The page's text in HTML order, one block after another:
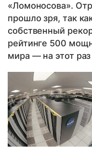
«Ломоносова».
прошло зря, так
собственный
рейтинге 500
мира — на этот раз